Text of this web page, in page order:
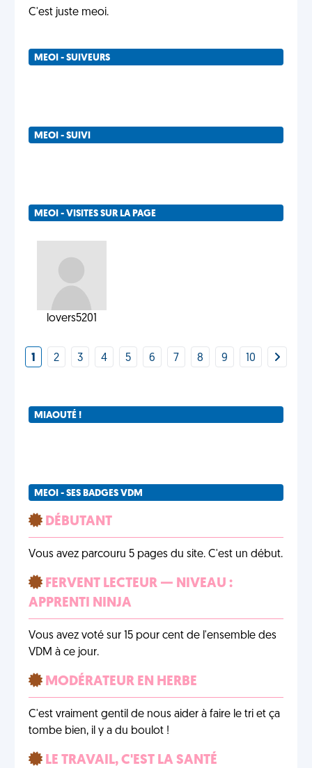
C'est juste meoi.
MEOI - SUIVEURS
MEOI - SUIVI
MEOI - VISITES SUR LA PAGE
lovers5201
1 2 3 4 5 6 7 8 9 10
MIAOUTÉ !
MEOI - SES BADGES VDM
DÉBUTANT
Vous avez parcouru 5 pages du site. C'est un début.
FERVENT LECTEUR — NIVEAU :
APPRENTI NINJA
Vous avez voté sur 15 pour cent de l'ensemble des
VDM à ce jour.
MODÉRATEUR EN HERBE
C'est vraiment gentil de nous aider à faire le tri et ça
tombe bien, il y a du boulot !
LE TRAVAIL, C'EST LA SANTÉ